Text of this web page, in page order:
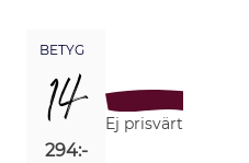
BETYG
14
294:-
Ej prisvärt